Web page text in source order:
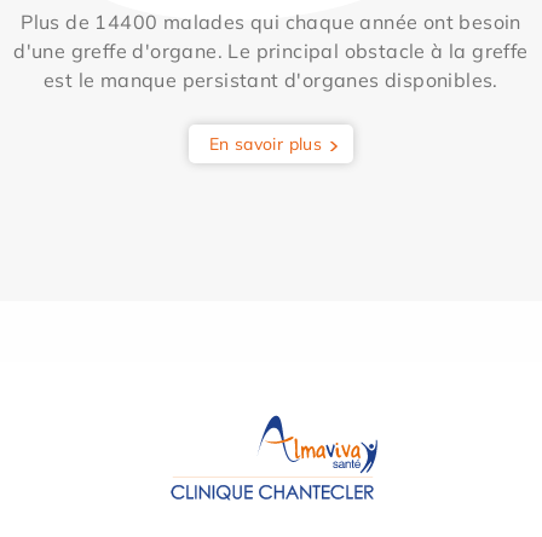
Plus de 14400 malades qui chaque année ont besoin
d'une greffe d'organe. Le principal obstacle à la greffe
est le manque persistant d'organes disponibles.
En savoir plus